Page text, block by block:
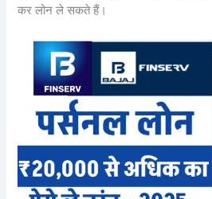
कर लोन ले सकते हैं।